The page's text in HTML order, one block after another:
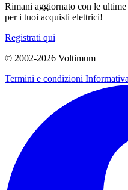
Rimani aggiornato con le
per i tuoi acquisti elettrici!
Registrati qui
© 2002-2026 Voltimum
Termini e condizioni